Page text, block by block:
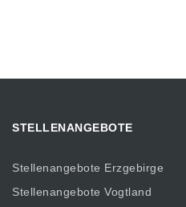
STELLENANGEBOTE
Stellenangebote Erzgebirge
Stellenangebote Vogtland